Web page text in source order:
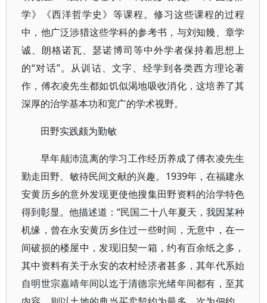
学》《西洋哲学史》等课程。修习这些课程的过程
中，他广泛涉猎这些学科的参考书，与刘知幾、章学
诚、朗格诺瓦、瑟诺博司等中外学者保持着思想上
的“对话”。从训诂、文字、经学到各类西方理论著
作，傅衣凌先生都如饥似渴地吸收消化，这培养了其
深厚的治学基本功和宽广的学术视野。
田野实践颇为勤敏
早年颠沛流离的学习工作经历养成了傅衣凌先生
勤走田野、敏待民间文献的兴趣。1939年，在福建永
安黄历乡的意外发现更使他搜集田野资料的治学特色
得到彰显。他描述道：“民国二十八年夏天，我因某种
机缘，曾在永安黄历乡住过一些时间，无意中，在一
间破损的楼屋中，发现旧契一箱，约有百余纸之多，
其中资料有关于永安的农村经济者甚多，其年代系始
自明世宗嘉靖年间以迄于清德宗光绪年间都有，至其